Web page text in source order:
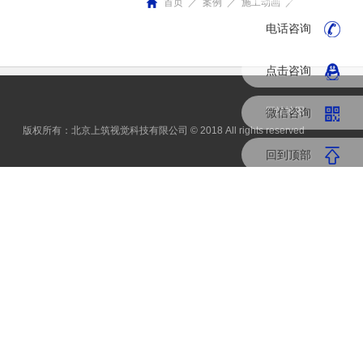
首页 ／ 案例 ／ 施工动画 ／
网站地图
版权所有：北京上筑视觉科技有限公司 © 2018 All rights reserved
电话咨询
点击咨询
微信咨询
回到顶部